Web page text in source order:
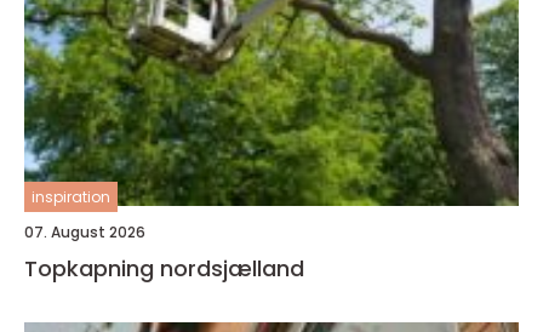
inspiration
07. August 2026
Topkapning nordsjælland